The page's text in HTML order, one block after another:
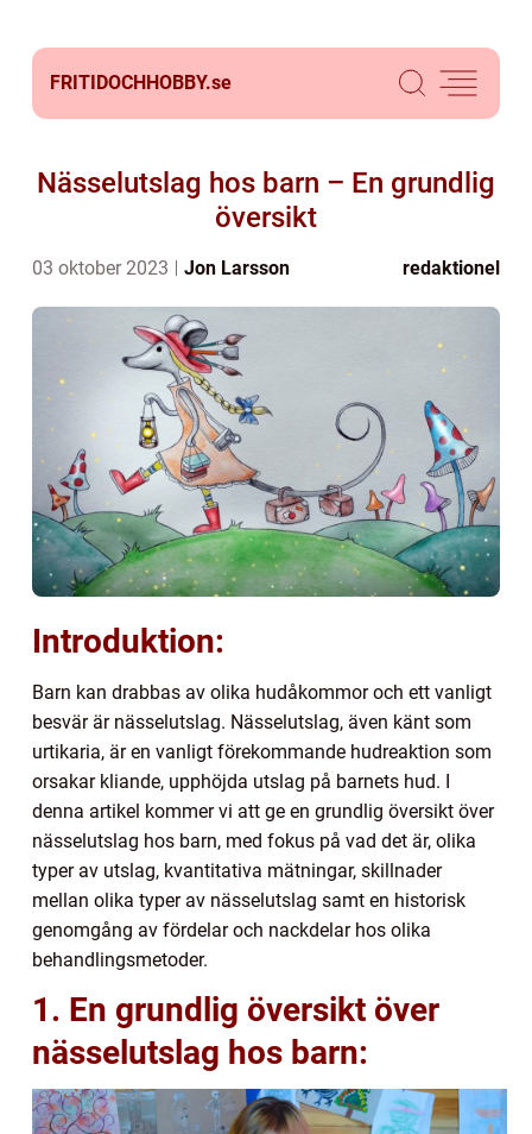
FRITIDOCHHOBBY.se
Nässelutslag hos barn – En grundlig
översikt
03 oktober 2023 Jon Larsson redaktionel
Introduktion:
Barn kan drabbas av olika hudåkommor och ett vanligt
besvär är nässelutslag. Nässelutslag, även känt som
urtikaria, är en vanligt förekommande hudreaktion som
orsakar kliande, upphöjda utslag på barnets hud. I
denna artikel kommer vi att ge en grundlig översikt över
nässelutslag hos barn, med fokus på vad det är, olika
typer av utslag, kvantitativa mätningar, skillnader
mellan olika typer av nässelutslag samt en historisk
genomgång av fördelar och nackdelar hos olika
behandlingsmetoder.
1. En grundlig översikt över
nässelutslag hos barn: